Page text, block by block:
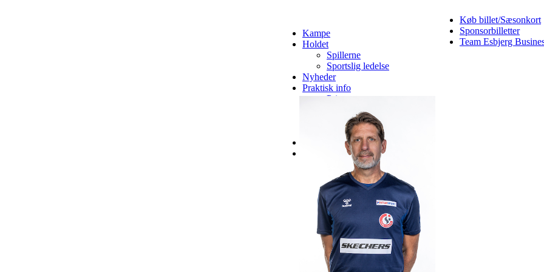
Køb billet/Sæsonkort
Sponsorbilletter
Team Esbjerg
Kampe
Holdet
Spillerne
Sportslig ledelse
Nyheder
Praktisk info
Priser
Parkeringsforhold
Handicap info
Ordensreglement
Merchandise
Samarbejdspartnere
Bliv sponsor i Team Esbjerg
Hovedpartnere
Maxi Partner
Guldpartnere
Sølvpartnere
Bronzepartnere
Vip-partnere
Talentpartnere
Hjertesponsorer
Spillersponsor